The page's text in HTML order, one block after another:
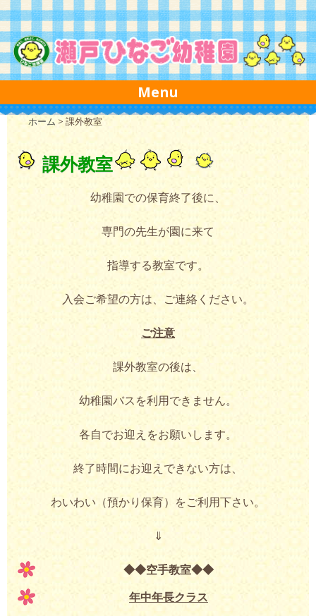
Skip to content
Menu
ホーム > 課外教室
課外教室
幼稚園での保育終了後に、
専門の先生が園に来て
指導する教室です。
入会ご希望の方は、ご連絡ください。
ご注意
課外教室の後は、
幼稚園バスを利用できません。
各自でお迎えをお願いします。
終了時間にお迎えできない方は、
わいわい（預かり保育）をご利用下さい。
⇓
◆◆空手教室◆◆
年中年長クラス